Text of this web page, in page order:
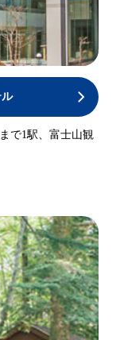
で1駅、富士山観